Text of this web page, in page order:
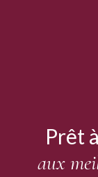
Prêt
aux